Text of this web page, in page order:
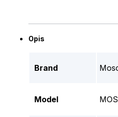
Opis
Brand
Model